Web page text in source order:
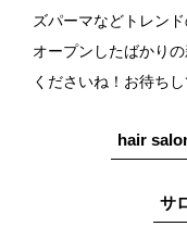
ズパーマなどトレン
オープンしたばかり
くださいね！お待ちし
hair
サ